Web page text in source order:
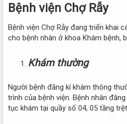
Bệnh viện Chợ Rẫy
Bệnh viện Chợ Rẫy đang triển khai
cho bệnh nhân ở khoa Khám bệnh,
Khám thường
Người bệnh đăng kí khám thông
trình của bệnh viện. Bệnh nhân
tục khám tại quầy số 04, 05 tầng